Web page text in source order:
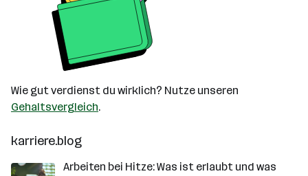
Wie gut verdienst du wirklich? Nutze unseren
Gehaltsvergleich.
karriere.blog
Arbeiten bei Hitze: Was ist erlaubt und was